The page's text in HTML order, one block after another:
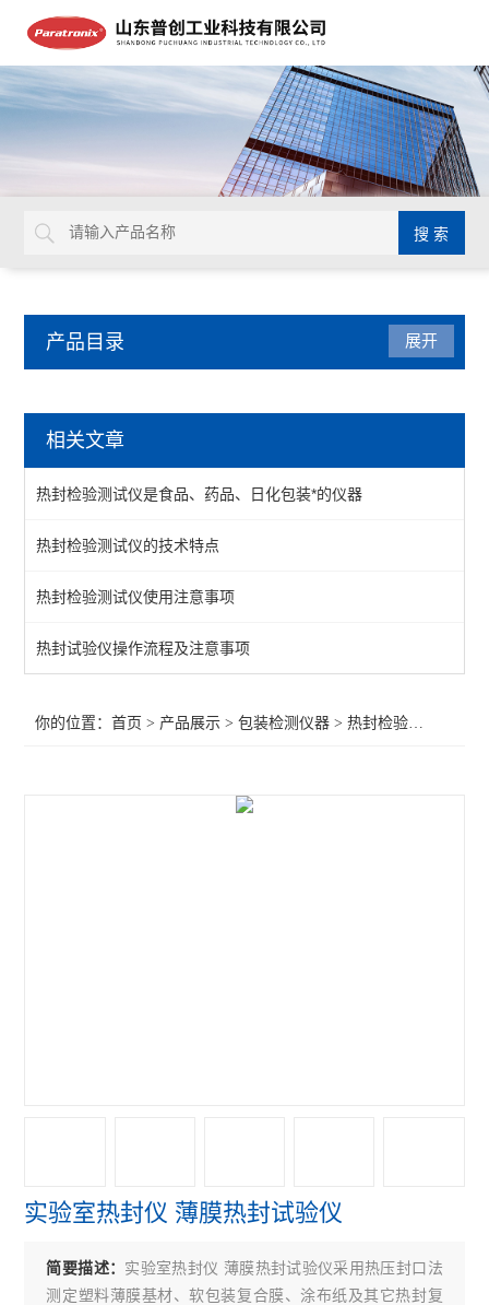
产品目录
油墨脱色试验机
空气含量测试仪
热粘试验仪
揉搓试验仪
抗跌落试验仪
展开
相关文章
热封检验测试仪是食品、药品、日化包装*的仪器
热封检验测试仪的技术特点
热封检验测试仪使用注意事项
热封试验仪操作流程及注意事项
你的位置：首页 > 产品展示 >包装检测仪器 >热封检验测试仪
实验室热封仪 薄膜热封试验仪
简要描述： 实验室热封仪 薄膜热封试验仪采用热压封口法
测定塑料薄膜基材、软包装复合膜、涂布纸及其它热封复